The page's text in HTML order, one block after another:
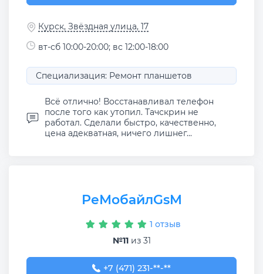
Курск, Звёздная улица, 17
вт-сб 10:00-20:00; вс 12:00-18:00
Специализация: Ремонт планшетов
Всё отлично! Восстанавливал телефон
после того как утопил. Тачскрин не
работал. Сделали быстро, качественно,
цена адекватная, ничего лишнег...
РеМобайлGsM
1 отзыв
№11из 31
+7 (471) 231-24-99
+7 (471) 231-**-**